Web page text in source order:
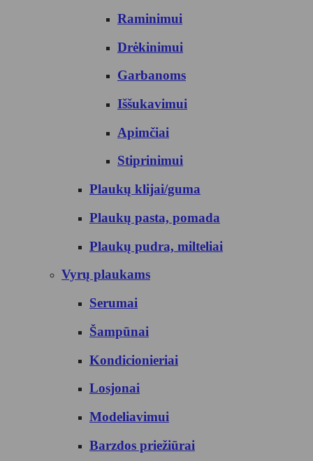
Raminimui
Drėkinimui
Garbanoms
Iššukavimui
Apimčiai
Stiprinimui
Plaukų klijai/guma
Plaukų pasta, pomada
Plaukų pudra, milteliai
Vyrų plaukams
Serumai
Šampūnai
Kondicionieriai
Losjonai
Modeliavimui
Barzdos priežiūrai